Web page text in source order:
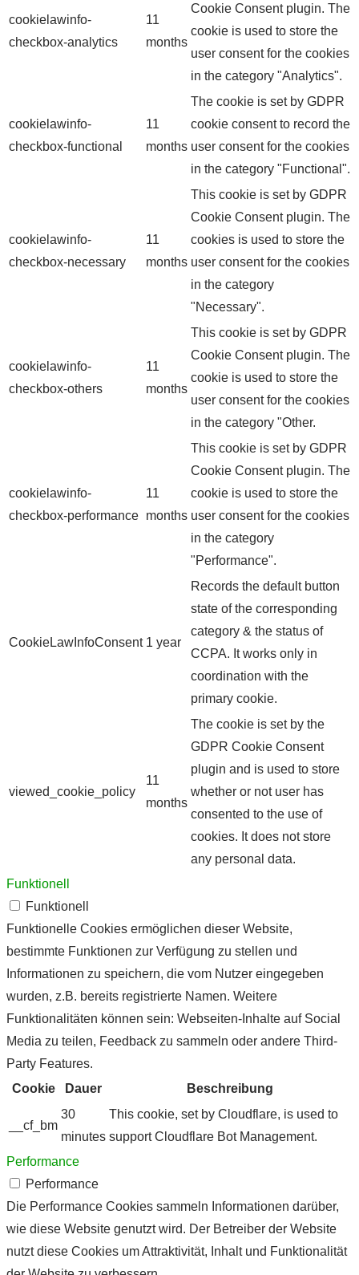
cookielawinfo-
checkbox-analytics
11
months
Cookie Consent plugin. The
cookie is used to store the
user consent for the cookies
in the category "Analytics".
cookielawinfo-
checkbox-functional
11
months
The cookie is set by GDPR
cookie consent to record the
user consent for the cookies
in the category "Functional".
cookielawinfo-
checkbox-necessary
11
months
This cookie is set by GDPR
Cookie Consent plugin. The
cookies is used to store the
user consent for the cookies
in the category
"Necessary".
cookielawinfo-
checkbox-others
11
months
This cookie is set by GDPR
Cookie Consent plugin. The
cookie is used to store the
user consent for the cookies
in the category "Other.
cookielawinfo-
checkbox-performance
11
months
This cookie is set by GDPR
Cookie Consent plugin. The
cookie is used to store the
user consent for the cookies
in the category
"Performance".
CookieLawInfoConsent 1 year
Records the default button
state of the corresponding
category & the status of
CCPA. It works only in
coordination with the
primary cookie.
viewed_cookie_policy
11
months
The cookie is set by the
GDPR Cookie Consent
plugin and is used to store
whether or not user has
consented to the use of
cookies. It does not store
any personal data.
Funktionell
Funktionell
Funktionelle Cookies ermöglichen dieser Website,
bestimmte Funktionen zur Verfügung zu stellen und
Informationen zu speichern, die vom Nutzer eingegeben
wurden, z.B. bereits registrierte Namen. Weitere
Funktionalitäten können sein: Webseiten-Inhalte auf Social
Media zu teilen, Feedback zu sammeln oder andere Third-
Party Features.
Cookie
Dauer Beschreibung
__cf_bm
30
minutes
This cookie, set by Cloudflare, is used to
support Cloudflare Bot Management.
Performance
Performance
Die Performance Cookies sammeln Informationen darüber,
wie diese Website genutzt wird. Der Betreiber der Website
nutzt diese Cookies um Attraktivität, Inhalt und Funktionalität